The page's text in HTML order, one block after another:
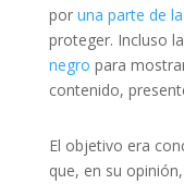
por una parte de
proteger. Incluso
negro para
contenido,
El objetivo era
que, en su